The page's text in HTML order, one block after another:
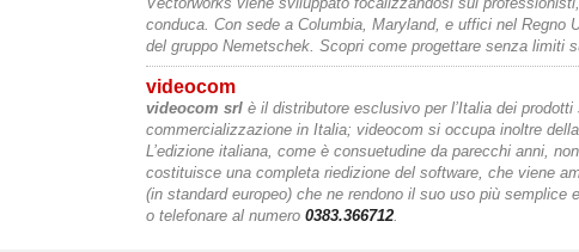
conduca. Con sede a Columbia, Maryland, e uffici nel Regno
del gruppo Nemetschek. Scopri come progettare senza limiti
videocom
videocom srl è il distributore esclusivo per l’Italia dei
commercializzazione in Italia; videocom si occupa inoltre
L’edizione italiana, come è consuetudine da parecchi anni,
costituisce una completa riedizione del software, che viene
(in standard europeo) che ne rendono il suo uso più
o telefonare al numero 0383.366712.